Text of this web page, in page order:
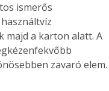
ismerős
majd a karton alatt. A
zavaró elem.